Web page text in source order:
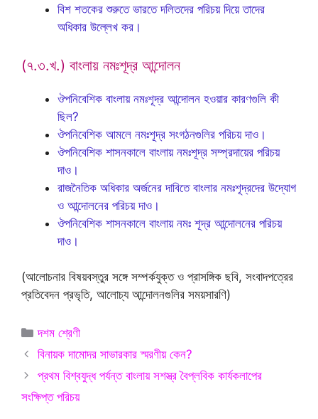
বিশ শতকের শুরুতে ভারতে দলিতদের পরিচয় দিয়ে তাদের
অধিকার উল্লেখ কর।
(৭.৩.খ.) বাংলায় নমঃশূদ্র আন্দোলন
ঔপনিবেশিক বাংলায় নমঃশূদ্র আন্দোলন হওয়ার কারণগুলি কী
ছিল?
ঔপনিবেশিক আমলে নমঃশূদ্র সংগঠনগুলির পরিচয় দাও।
ঔপনিবেশিক শাসনকালে বাংলায় নমঃশূদ্র সম্প্রদায়ের পরিচয়
দাও।
রাজনৈতিক অধিকার অর্জনের দাবিতে বাংলার নমঃশূদ্রদের উদ্যোগ
ও আন্দোলনের পরিচয় দাও।
ঔপনিবেশিক শাসনকালে বাংলায় নমঃ শূদ্র আন্দোলনের পরিচয়
দাও।
(আলোচনার বিষয়বস্তুর সঙ্গে সম্পর্কযুক্ত ও প্রাসঙ্গিক ছবি, সংবাদপত্রের
প্রতিবেদন প্রভৃতি, আলোচ্য আন্দোলনগুলির সময়সারণি)
Categories
দশম শ্রেণী
বিনায়ক দামোদর সাভারকার স্মরণীয় কেন?
প্রথম বিশ্বযুদ্ধ পর্যন্ত বাংলায় সশস্ত্র বৈপ্লবিক কার্যকলাপের
সংক্ষিপ্ত পরিচয়